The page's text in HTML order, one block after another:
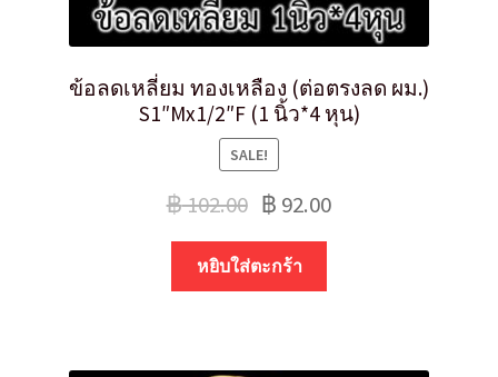
ข้อลดเหลี่ยม ทองเหลือง (ต่อตรงลด ผม.)
S1″Mx1/2″F (1 นิ้ว*4 หุน)
SALE!
฿102.00 ฿ 92.00
หยิบใส่ตะกร้า